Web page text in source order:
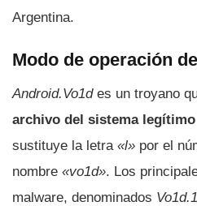
Argentina.
Modo de operación
Android.Vo1des un troyano
archivo del sistema
sustituye la letra «l» por el
nombre «vo1d». Los
malware, denominados Vo1d.1